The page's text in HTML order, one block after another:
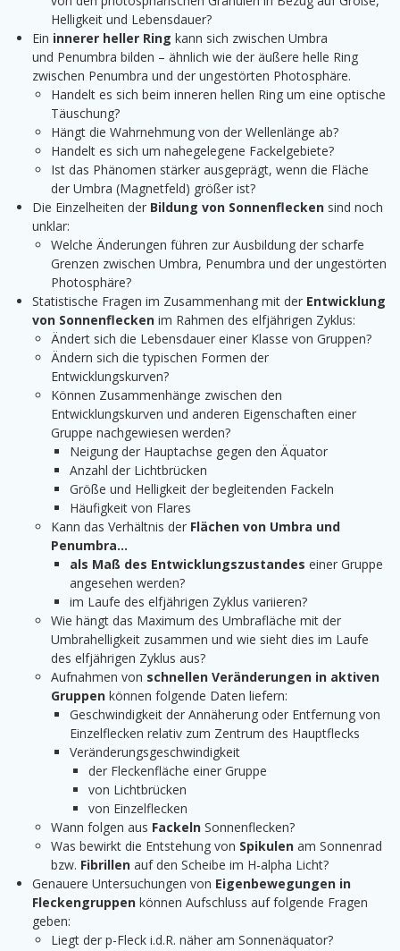
Helligkeit und Lebensdauer?
Ein innerer heller Ring kann sich zwischen Umbra
und Penumbra bilden – ähnlich wie der äußere helle Ring
zwischen Penumbra und der ungestörten Photosphäre.
Handelt es sich beim inneren hellen Ring um eine optische
Täuschung?
Hängt die Wahrnehmung von der Wellenlänge ab?
Handelt es sich um nahegelegene Fackelgebiete?
Ist das Phänomen stärker ausgeprägt, wenn die Fläche
der Umbra (Magnetfeld) größer ist?
Die Einzelheiten der Bildung von Sonnenflecken sind noch
unklar:
Welche Änderungen führen zur Ausbildung der scharfe
Grenzen zwischen Umbra, Penumbra und der ungestörten
Photosphäre?
Statistische Fragen im Zusammenhang mit der Entwicklung
von Sonnenflecken im Rahmen des elfjährigen Zyklus:
Ändert sich die Lebensdauer einer Klasse von Gruppen?
Ändern sich die typischen Formen der
Entwicklungskurven?
Können Zusammenhänge zwischen den
Entwicklungskurven und anderen Eigenschaften einer
Gruppe nachgewiesen werden?
Neigung der Hauptachse gegen den Äquator
Anzahl der Lichtbrücken
Größe und Helligkeit der begleitenden Fackeln
Häufigkeit von Flares
Kann das Verhältnis der Flächen von Umbra und
Penumbra…
als Maß des Entwicklungszustandes einer Gruppe
angesehen werden?
im Laufe des elfjährigen Zyklus variieren?
Wie hängt das Maximum des Umbrafläche mit der
Umbrahelligkeit zusammen und wie sieht dies im Laufe
des elfjährigen Zyklus aus?
Aufnahmen von schnellen Veränderungen in aktiven
Gruppen können folgende Daten liefern:
Geschwindigkeit der Annäherung oder Entfernung von
Einzelflecken relativ zum Zentrum des Hauptflecks
Veränderungsgeschwindigkeit
der Fleckenfläche einer Gruppe
von Lichtbrücken
von Einzelflecken
Wann folgen aus Fackeln Sonnenflecken?
Was bewirkt die Entstehung von Spikulen am Sonnenrad
bzw. Fibrillen auf den Scheibe im H-alpha Licht?
Genauere Untersuchungen von Eigenbewegungen in
Fleckengruppen können Aufschluss auf folgende Fragen
geben:
Liegt der p-Fleck i.d.R. näher am Sonnenäquator?